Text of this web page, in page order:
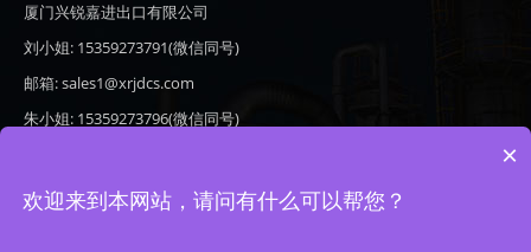
厦门兴锐嘉进出口有限公司
刘小姐: 15359273791(微信同号)
邮箱: sales1@xrjdcs.com
朱小姐: 15359273796(微信同号)
地址: 厦门市翔安区新澳路510号海峡现代城A座6楼609
×
欢迎来到本网站，请问有什么可以帮您？